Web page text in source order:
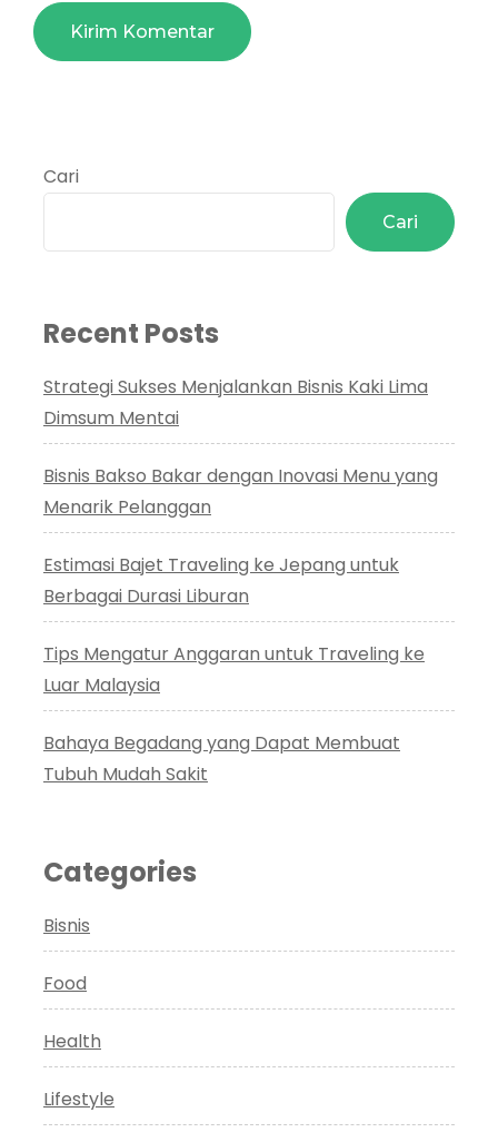
Cari
Cari
Recent Posts
Strategi Sukses Menjalankan Bisnis Kaki Lima
Dimsum Mentai
Bisnis Bakso Bakar dengan Inovasi Menu yang
Menarik Pelanggan
Estimasi Bajet Traveling ke Jepang untuk
Berbagai Durasi Liburan
Tips Mengatur Anggaran untuk Traveling ke
Luar Malaysia
Bahaya Begadang yang Dapat Membuat
Tubuh Mudah Sakit
Categories
Bisnis
Food
Health
Lifestyle